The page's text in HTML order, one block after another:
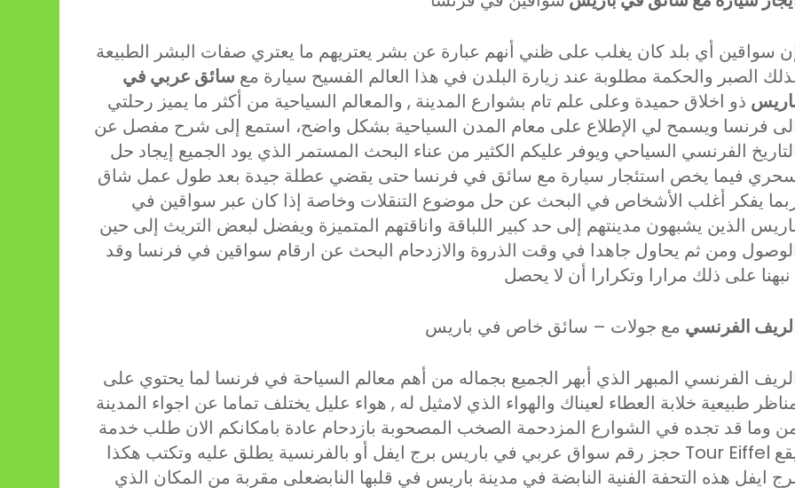
سواقين أي بلد كان يغلب على ظني أنهم عبارة عن بشر يعتريهم ما يعتري صفات البشر الطبيعة
الصبر والحكمة مطلوبة عند زيارة البلدن في هذا العالم الفسيح سيارة مع سائق عربي في
ذو اخلاق حميدة وعلى علم تام بشوارع المدينة , والمعالم السياحية من أكثر ما يميز رحلتي
فرنسا ويسمح لي الإطلاع على معام المدن السياحية بشكل واضح، استمع إلى شرح مفصل عن
الفرنسي السياحي ويوفر عليكم الكثير من عناء البحث المستمر الذي يود الجميع إيجاد حل
فيما يخص استئجار سيارة مع سائق في فرنسا حتى يقضي عطلة جيدة بعد طول عمل شاق
يفكر أغلب الأشخاص في البحث عن حل موضوع التنقلات وخاصة إذا كان عبر سواقين في
الذين يشبهون مدينتهم إلى حد كبير اللباقة واناقتهم المتميزة ويفضل لبعض التريث إلى حين
ومن ثم يحاول جاهدا في وقت الذروة والازدحام البحث عن ارقام سواقين في فرنسا وقد
الفرنسي مع جولات – سائق خاص في باريس
الفرنسي المبهر الذي أبهر الجميع بجماله من أهم معالم السياحة في فرنسا لما يحتوي على
طبيعية خلابة العطاء لعيناك والهواء الذي لامثيل له , هواء عليل يختلف تماما عن اجواء المدينة
وما قد تجده في الشوارع المزدحمة الصخب المصحوبة بازدحام عادة بامكانكم الان طلب خدمة
حجز رقم سواق عربي في باريس برج ايفل أو بالفرنسية يطلق عليه وتكتب هكذا Tour Eiffel يقع
ايفل هذه التحفة الفنية النابضة في مدينة باريس في قلبها النابضعلى مقربة من المكان الذي